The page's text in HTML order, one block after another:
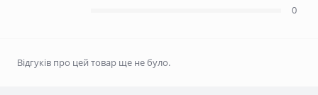
0
Відгуків про цей товар ще не було.